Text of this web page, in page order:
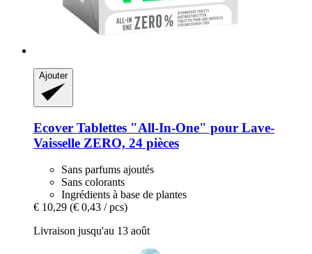
Ajouter
Ecover Tablettes "All-​In-​One" pour Lave-​
Vaisselle ZERO, 24 pièces
Sans parfums ajoutés
Sans colorants
Ingrédients à base de plantes
€ 10,29 (€ 0,43 / pcs)
Livraison jusqu'au 13 août